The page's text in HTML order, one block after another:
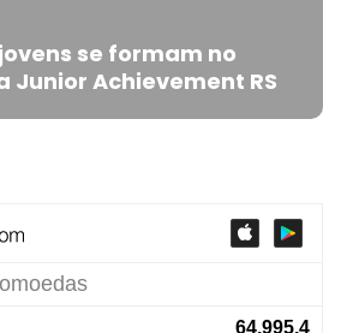
se formam no
Junior Achievement RS